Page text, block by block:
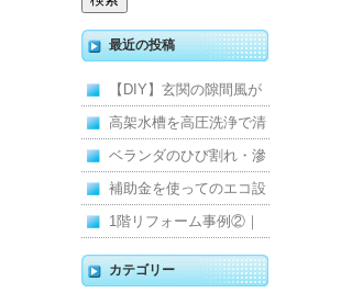
最近の投稿
【DIY】玄関の隙間風が
寒くて断熱ドアに交換し
ました
高架水槽を高圧洗浄で清
掃！衛生的な給水環境を
維持｜施工事例
ベランダのひび割れ・滲
みを解消！賃貸マンショ
ン防水工事
補助金を使ってのエコ設
備住宅リフォーム
1階リフォーム事例②｜
キッチン・床・収納を一
新し、扉新設で動線を整
カテゴリー